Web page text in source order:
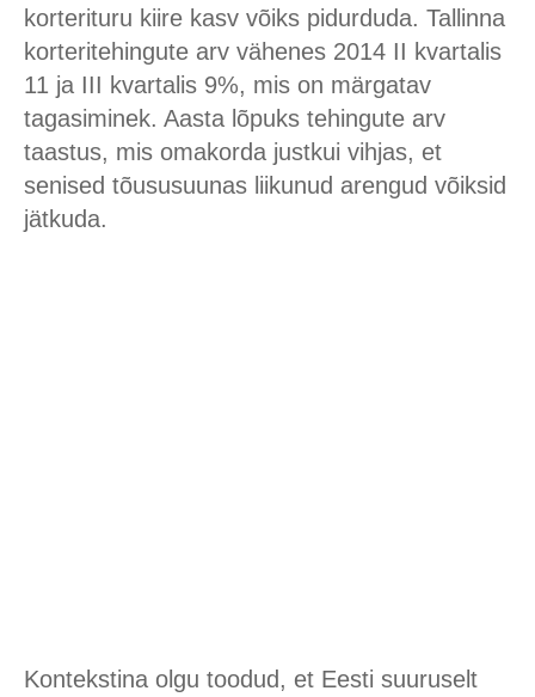
korterituru kiire kasv võiks pidurduda. Tallinna
korteritehingute arv vähenes 2014 II kvartalis
11 ja III kvartalis 9%, mis on märgatav
tagasiminek. Aasta lõpuks tehingute arv
taastus, mis omakorda justkui vihjas, et
senised tõususuunas liikunud arengud võiksid
jätkuda.
Kontekstina olgu toodud, et Eesti suuruselt